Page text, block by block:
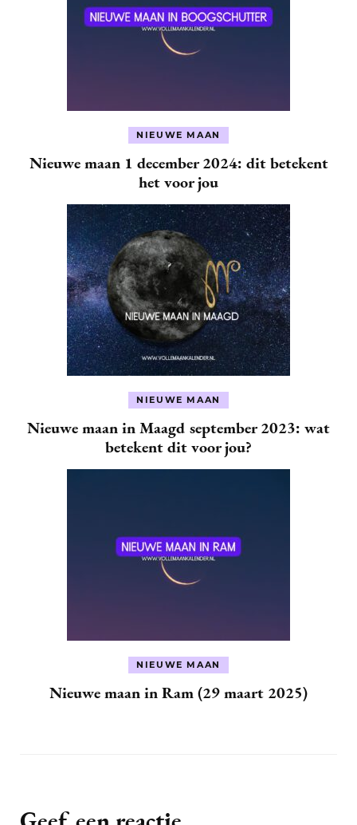
NIEUWE MAAN
Nieuwe maan 1 december 2024: dit betekent
het voor jou
NIEUWE MAAN
Nieuwe maan in Maagd september 2023: wat
betekent dit voor jou?
NIEUWE MAAN
Nieuwe maan in Ram (29 maart 2025)